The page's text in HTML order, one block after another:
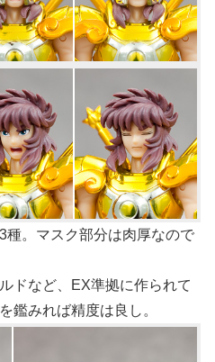
種。マスク部分は肉厚なので
ドなど、EX準拠に作られて
鑑みれば精度は良し。